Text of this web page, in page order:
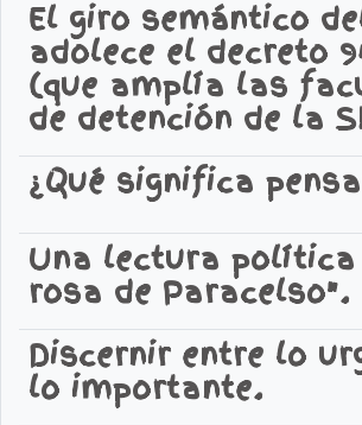
El giro semántico
adolece el decreto
(que amplía las
de detención de la
¿Qué significa
Una lectura política
rosa de Paracelso".
Discernir entre lo
lo importante.